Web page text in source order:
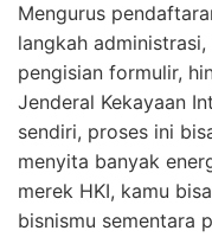
Mengurus
langkah
pengisian formulir,
Jenderal Kekayaan
sendiri, proses ini
menyita banyak
merek HKI, kamu
bisnismu sementara